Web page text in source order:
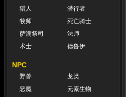
猎人
潜行者
牧师
死亡骑士
萨满祭司
法师
术士
德鲁伊
NPC
野兽
龙类
恶魔
元素生物